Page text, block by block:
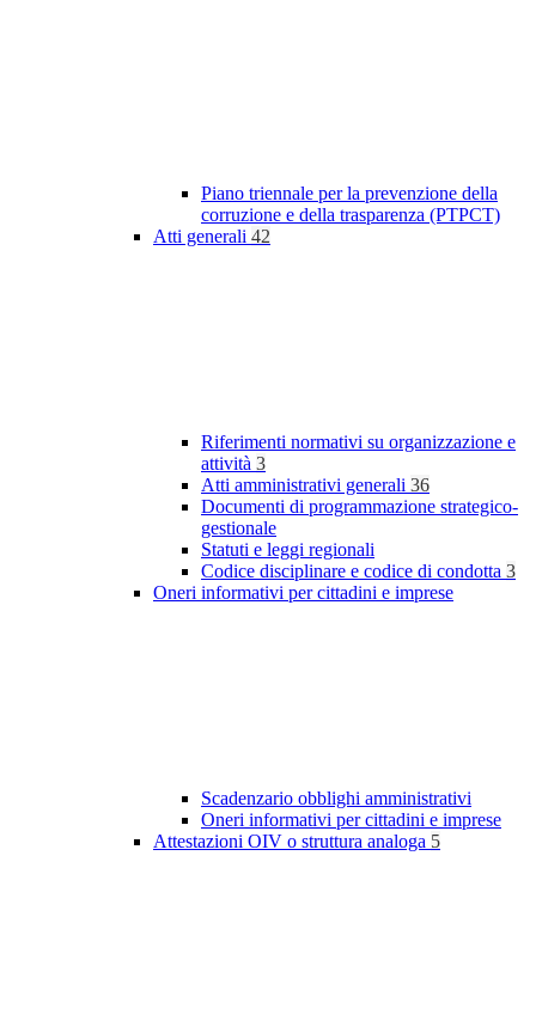
Piano triennale per la prevenzione della
corruzione e della trasparenza (PTPCT)
Atti generali 42
Riferimenti normativi su organizzazione e
attività 3
Atti amministrativi generali 36
Documenti di programmazione strategico-
gestionale
Statuti e leggi regionali
Codice disciplinare e codice di condotta 3
Oneri informativi per cittadini e imprese
Scadenzario obblighi amministrativi
Oneri informativi per cittadini e imprese
Attestazioni OIV o struttura analoga 5